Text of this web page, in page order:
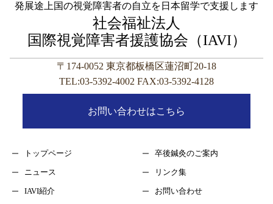
発展途上国の視覚障害者の自立を日本留学で支援します
社会福祉法人
国際視覚障害者援護協会（IAVI）
〒174-0052 東京都板橋区蓮沼町20-18
TEL:03-5392-4002 FAX:03-5392-4128
お問い合わせはこちら
トップページ
ニュース
IAVI紹介
卒後鍼灸のご案内
リンク集
お問い合わせ